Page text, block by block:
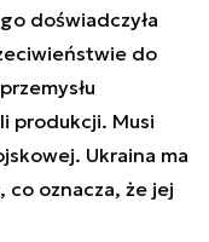
doświadczyła
do
produkcji. Musi
Ukraina ma
co oznacza, że jej